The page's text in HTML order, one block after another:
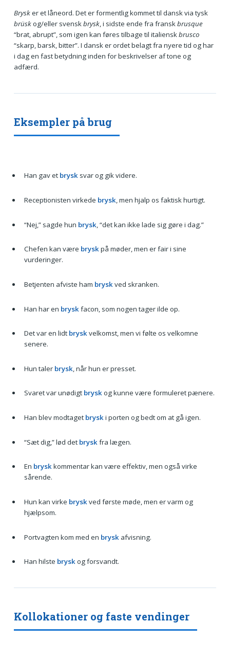
Brysker et låneord. Det er formentlig kommet til dansk via tysk
brüskog/eller svenskbrysk, i sidste ende fra franskbrusque
“brat, abrupt”, som igen kan føres tilbage til italienskbrusco
“skarp, barsk, bitter”. I dansk er ordet belagt fra nyere tid og har
i dag en fast betydning inden for beskrivelser af tone og
adfærd.
Eksempler på brug
Han gav et brysksvar og gik videre.
Receptionisten virkede brysk, men hjalp os faktisk hurtigt.
“Nej,” sagde hun brysk , “det kan ikke lade sig gøre i dag.”
Chefen kan være bryskpå møder, men er fair i sine
vurderinger.
Betjenten afviste ham bryskved skranken.
Han har en brysk facon, som nogen tager ilde op.
Det var en lidt bryskvelkomst, men vi følte os velkomne
senere.
Hun taler brysk, når hun er presset.
Svaret var unødigt bryskog kunne være formuleret pænere.
Han blev modtaget bryski porten og bedt om at gå igen.
“Sæt dig,” lød det bryskfra lægen.
En bryskkommentar kan være effektiv, men også virke
sårende.
Hun kan virke bryskved første møde, men er varm og
hjælpsom.
Portvagten kom med en bryskafvisning.
Han hilste bryskog forsvandt.
Kollokationer og faste vendinger